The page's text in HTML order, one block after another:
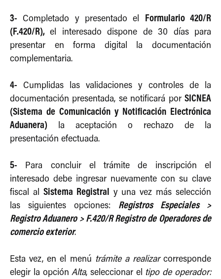
3- Completado y presentado el Formulario 420/R
(F.420/R),el interesado dispone de 30 días para
presentar en forma digital la documentación
complementaria.
4- Cumplidas las validaciones y controles de la
documentación presentada, se notificará por SICNEA
(Sistema de Comunicación y Notificación Electrónica
Aduanera)
la aceptación o rechazo de la
presentación efectuada.
5- Para concluir el trámite de inscripción el
interesado debe ingresar nuevamente con su clave
fiscal al Sistema Registral
y una vez más selección
las siguientes opciones: Registros Especiales >
Registro Aduanero > F.420/R Registro de Operadores de
comercio exterior.
Esta vez, en el menú trámite a realizar corresponde
elegir la opciónAlta, seleccionar el tipo de operador: